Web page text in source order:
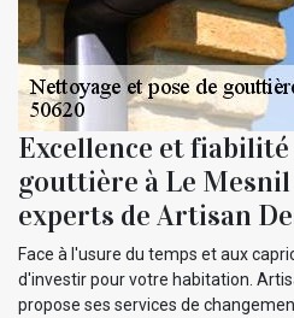
Excellence et fiabilité
gouttière à Le
experts de Artisan
Face à l'usure du temps et aux
d'investir pour votre habitation.
propose ses services de